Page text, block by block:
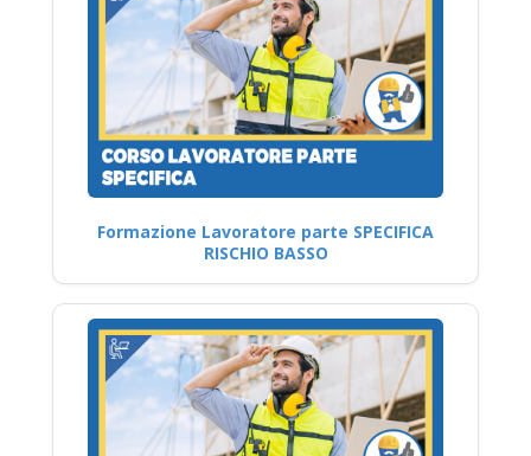
Formazione Lavoratore parte SPECIFICA
RISCHIO BASSO